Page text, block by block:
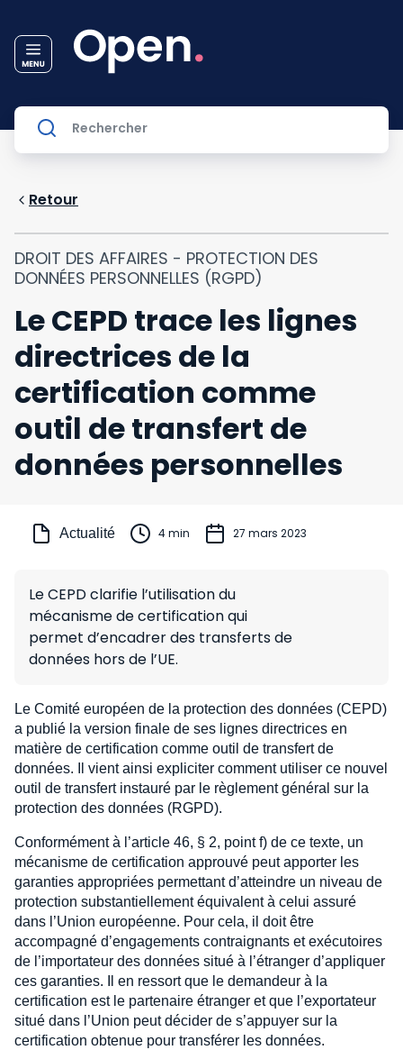
Retour
DROIT DES AFFAIRES - PROTECTION DES
DONNÉES PERSONNELLES (RGPD)
Le CEPD trace les lignes
directrices de la
certification comme
outil de transfert de
données personnelles
Actualité 4 min 27 mars 2023
Le CEPD clarifie l’utilisation du
mécanisme de certification qui
permet d’encadrer des transferts de
données hors de l’UE.
Le Comité européen de la protection des données (CEPD)
a publié la version finale de ses lignes directrices en
matière de certification comme outil de transfert de
données. Il vient ainsi expliciter comment utiliser ce nouvel
outil de transfert instauré par le règlement général sur la
protection des données (RGPD).
Conformément à l’article 46, § 2, point f) de ce texte, un
mécanisme de certification approuvé peut apporter les
garanties appropriées permettant d’atteindre un niveau de
protection substantiellement équivalent à celui assuré
dans l’Union européenne. Pour cela, il doit être
accompagné d’engagements contraignants et exécutoires
de l’importateur des données situé à l’étranger d’appliquer
ces garanties. Il en ressort que le demandeur à la
certification est le partenaire étranger et que l’exportateur
situé dans l’Union peut décider de s’appuyer sur la
certification obtenue pour transférer les données.